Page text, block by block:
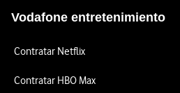
Vodafone entretenimiento
Contratar Netflix
Contratar HBO Max